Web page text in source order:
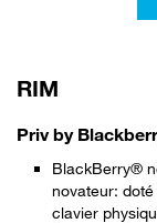
RIM
Priv by
BlackBerry®
novateur: doté
clavier